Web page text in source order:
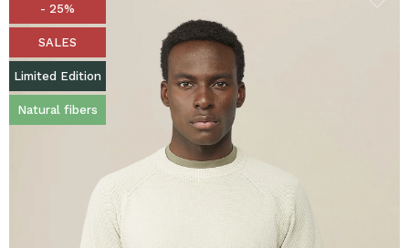
- 25%
SALES
Limited Edition
Natural fibers